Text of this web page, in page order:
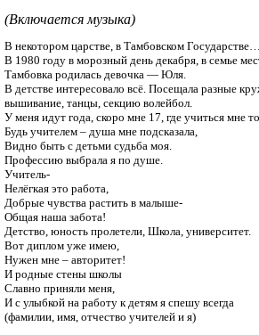
(Включается музыка)
В некотором царстве, в Тамбовском Государстве…
В 1980 году в морозный день декабря, в семье
Тамбовка родилась девочка — Юля.
В детстве интересовало всё. Посещала разные
вышивание, танцы, секцию волейбол.
У меня идут года, скоро мне 17, где учиться мне
Будь учителем – душа мне подсказала,
Видно быть с детьми судьба моя.
Профессию выбрала я по душе.
Учитель-
Нелёгкая это работа,
Добрые чувства растить в малыше-
Общая наша забота!
Детство, юность пролетели, Школа, университет.
Вот диплом уже имею,
Нужен мне – авторитет!
И родные стены школы
Славно приняли меня,
И с улыбкой на работу к детям я спешу всегда
(фамилии, имя, отчество учителей и я)